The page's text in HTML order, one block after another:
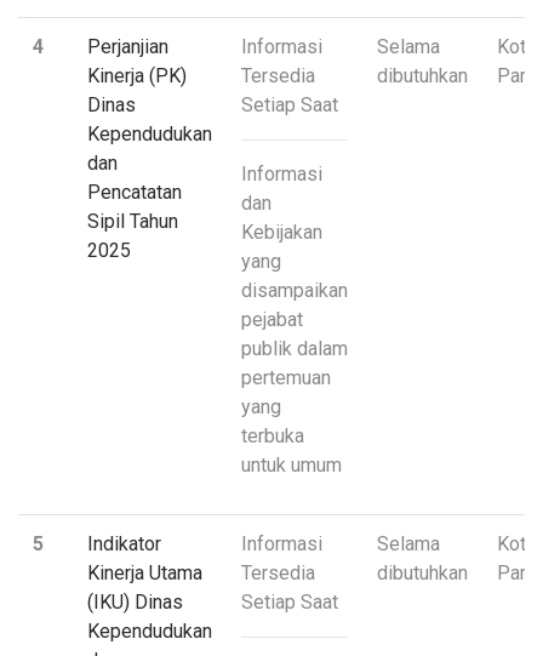
4
Perjanjian
Kinerja (PK)
Dinas
Kependudukan
dan
Pencatatan
Sipil Tahun
2025
Informasi
Tersedia
Setiap Saat
Informasi
dan
Kebijakan
yang
disampaikan
pejabat
publik dalam
pertemuan
yang
terbuka
untuk umum
Selama
dibutuhkan
Kota
5
Indikator
Kinerja Utama
(IKU) Dinas
Kependudukan
Informasi
Tersedia
Setiap Saat
Selama
dibutuhkan
Kota